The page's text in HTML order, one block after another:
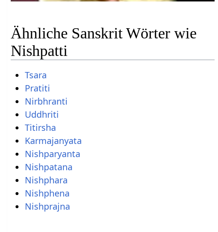
Ähnliche Sanskrit Wörter wie
Nishpatti
Tsara
Pratiti
Nirbhranti
Uddhriti
Titirsha
Karmajanyata
Nishparyanta
Nishpatana
Nishphara
Nishphena
Nishprajna